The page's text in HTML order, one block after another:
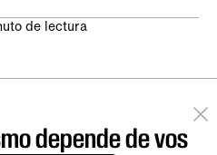
de lectura
depende de vos